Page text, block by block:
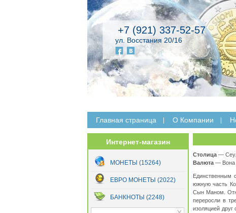
+7 (921) 337-52-57
ул. Восстания 20/16
Главная страница O Компании
Интернет-магазин
МОНЕТЫ (15264)
ЕВРО МОНЕТЫ (2022)
БАНКНОТЫ (2248)
Столица —
Валюта — Вона
Единственным
южную часть
Сын Маном.
переросли в
изоляцией